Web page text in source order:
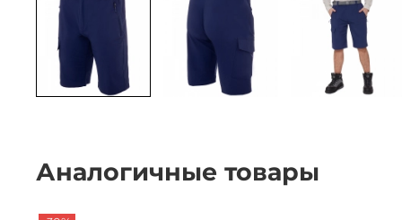
Аналогичные товары